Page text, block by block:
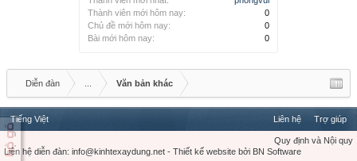
Thành viên mới hôm nay:
0
Chủ đề mới hôm nay:
0
Bài mới hôm nay:
0
Diễn đàn Văn bản khác
Tiếng Việt Liên hệ Trợ giúp
Quy định và Nội quy
Liên hệ diễn đàn: info@kinhtexaydung.net - Thiết kế website bởi BN Software